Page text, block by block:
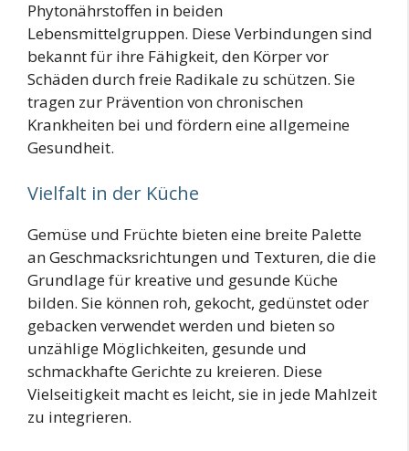
Phytonährstoffen in beiden
Lebensmittelgruppen. Diese Verbindungen sind
bekannt für ihre Fähigkeit, den Körper vor
Schäden durch freie Radikale zu schützen. Sie
tragen zur Prävention von chronischen
Krankheiten bei und fördern eine allgemeine
Gesundheit.
Vielfalt in der Küche
Gemüse und Früchte bieten eine breite Palette
an Geschmacksrichtungen und Texturen, die die
Grundlage für kreative und gesunde Küche
bilden. Sie können roh, gekocht, gedünstet oder
gebacken verwendet werden und bieten so
unzählige Möglichkeiten, gesunde und
schmackhafte Gerichte zu kreieren. Diese
Vielseitigkeit macht es leicht, sie in jede Mahlzeit
zu integrieren.